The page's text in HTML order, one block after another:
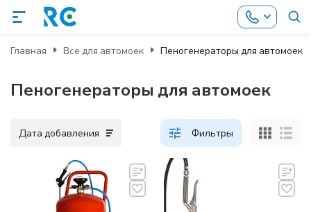
Главная Все для автомоек Пеногенераторы для автомоек
Пеногенераторы для автомоек
Дата добавления Фильтры